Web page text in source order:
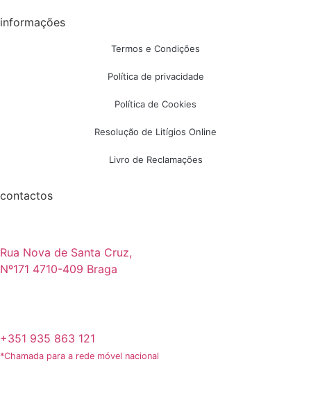
informações
Termos e Condições
Política de privacidade
Política de Cookies
Resolução de Litígios Online
Livro de Reclamações
contactos
Rua Nova de Santa Cruz,
Nº171 4710-409 Braga
+351 935 863 121
*Chamada para a rede móvel nacional